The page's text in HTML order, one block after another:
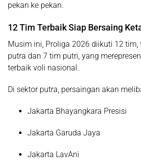
pekan ke pekan.
12 Tim Terbaik Siap Bersaing
Musim ini, Proliga 2026 diikuti 12 tim,
putra dan 7 tim putri, yang
terbaik voli nasional.
Di sektor putra, persaingan akan
Jakarta Bhayangkara Presisi
Jakarta Garuda Jaya
Jakarta LavAni